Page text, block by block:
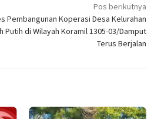
Pos berikutnya
Pembangunan Koperasi Desa Kelurahan
Putih di Wilayah Koramil 1305-03/Damput
Terus Berjalan